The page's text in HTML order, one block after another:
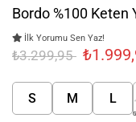
Bordo %100 Keten
İlk Yorumu Sen Yaz!
₺3.299,95
S M L